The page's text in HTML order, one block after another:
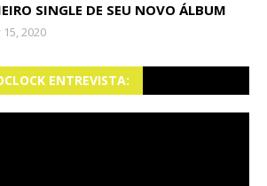
SINGLE DE SEU NOVO ÁLBUM
15, 2020
ENTREVISTA: